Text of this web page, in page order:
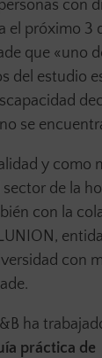
con
el próximo 3
que «uno
del estudio
se
y como
de la
con la
con
ha
práctica de